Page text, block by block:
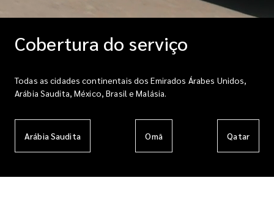
Cobertura do serviço
Todas as cidades continentais dos Emirados Árabes Unidos,
Arábia Saudita, México, Brasil e Malásia.
Arábia Saudita Omã Qatar